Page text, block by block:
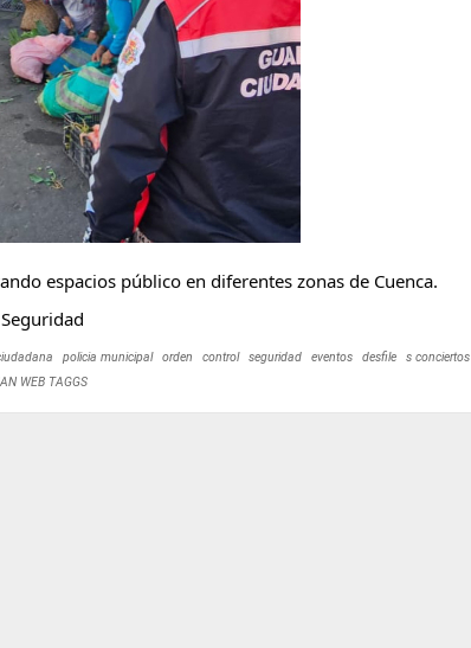
espacios público en diferentes zonas de Cuenca.
Seguridad
policia municipal orden control seguridad eventos desfile s conciertos
WEB TAGGS